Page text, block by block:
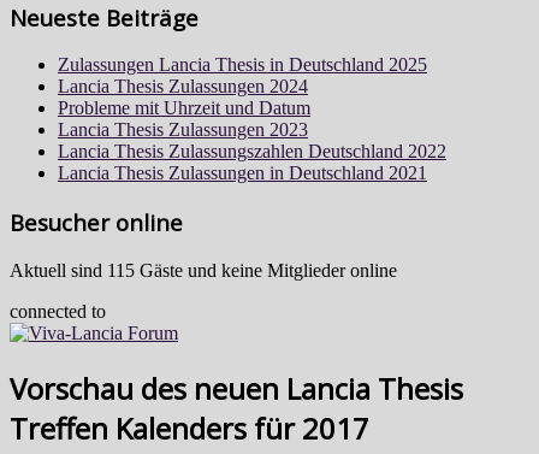
Neueste Beiträge
Zulassungen Lancia Thesis in Deutschland 2025
Lancia Thesis Zulassungen 2024
Probleme mit Uhrzeit und Datum
Lancia Thesis Zulassungen 2023
Lancia Thesis Zulassungszahlen Deutschland 2022
Lancia Thesis Zulassungen in Deutschland 2021
Besucher online
Aktuell sind 115 Gäste und keine Mitglieder online
connected to
Vorschau des neuen Lancia Thesis
Treffen Kalenders für 2017